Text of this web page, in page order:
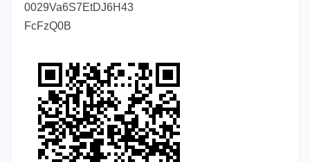
0029Va6S7EtDJ6H43
FcFzQ0B